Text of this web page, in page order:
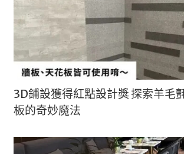
3D鋪設獲得紅點設計獎 探索羊毛
板的奇妙魔法